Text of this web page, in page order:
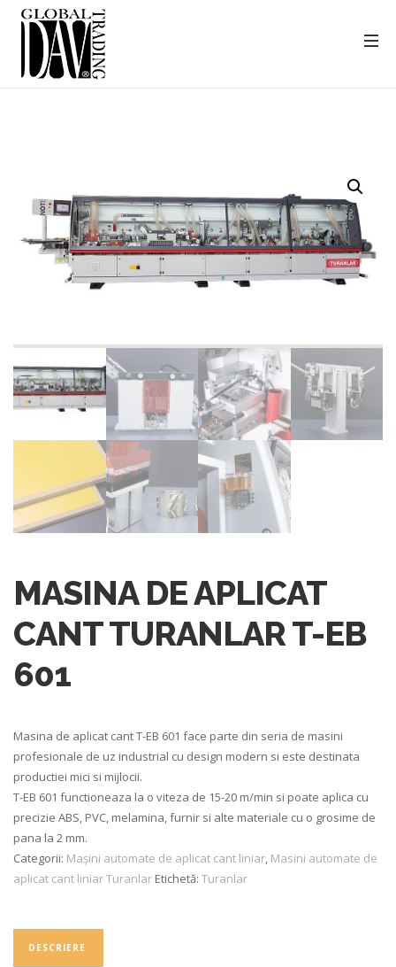
MASINA DE APLICAT
CANT TURANLAR T-EB
601
Masina de aplicat cant T-EB 601 face parte din seria de masini
profesionale de uz industrial cu design modern si este destinata
productiei mici si mijlocii.
T-EB 601 functioneaza la o viteza de 15-20 m/min si poate aplica cu
precizie ABS, PVC, melamina, furnir si alte materiale cu o grosime de
pana la 2 mm.
Categorii: Mașini automate de aplicat cant liniar, Masini automate de
aplicat cant liniar Turanlar Etichetă: Turanlar
DESCRIERE